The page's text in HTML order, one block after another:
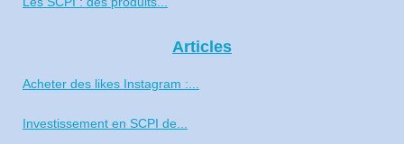
Articles
Acheter des likes Instagram :...
Investissement en SCPI de...